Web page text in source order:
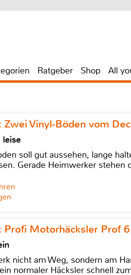
Ratgeber Shop All
Zwei Vinyl-Böden vom
soll gut aussehen, lange
Gerade Heimwerker stehen
Profi Motorhäcksler Prof
nicht am Weg, sondern am
normaler Häcksler schnell